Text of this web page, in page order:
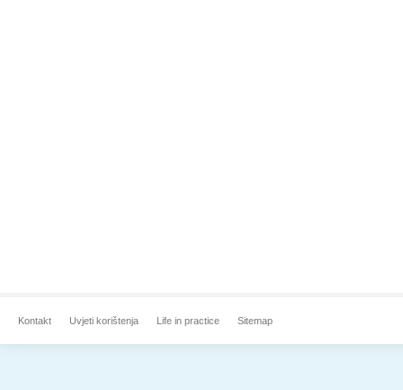
Kontakt Uvjeti korištenja Life in practice Sitemap